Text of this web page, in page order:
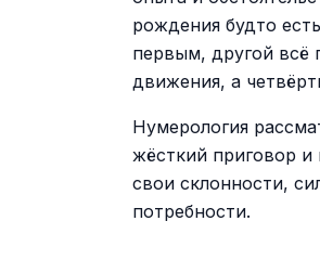
рождения будто
первым, другой всё
движения, а
Нумерология
жёсткий приговор и
свои склонности,
потребности.